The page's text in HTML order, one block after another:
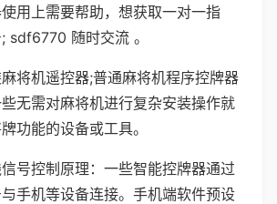
用上需要帮助，想获取一对一指
sdf6770 随时交流 。
将机遥控器;普通麻将机程序控牌器
无需对麻将机进行复杂安装操作就
功能的设备或工具。
号控制原理：一些智能控牌器通过
手机等设备连接。手机端软件预设